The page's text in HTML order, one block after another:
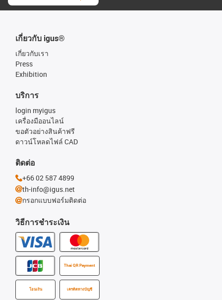
เกี่ยวกับ igus®
เกี่ยวกับเรา
Press
Exhibition
วิธีการชำระเงิน
Thai QR Payment
โอนเงิน เครดิตทางบัญชี
บริการ
login myigus
เครื่องมืออนไลน์
ขอตัวอย่างสินค้าฟรี
ดาวน์โหลดไฟล์ CAD
ติดต่อ
+66 02 587 4899
th-info@igus.net
กรอกแบบฟอร์มติดต่อ